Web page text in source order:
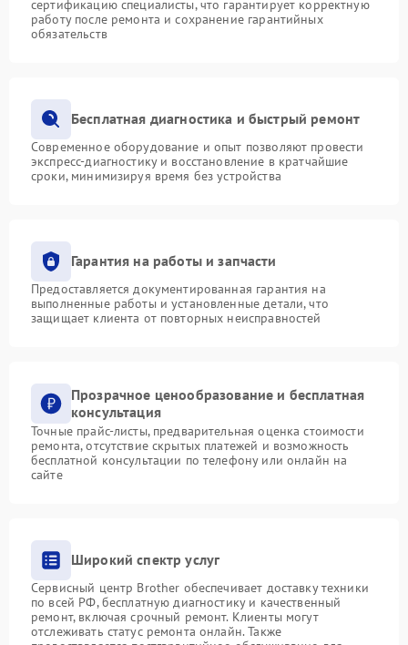
сертификацию специалисты, что гарантирует корректную
работу после ремонта и сохранение гарантийных
обязательств
Бесплатная диагностика и быстрый ремонт
Современное оборудование и опыт позволяют провести
экспресс-диагностику и восстановление в кратчайшие
сроки, минимизируя время без устройства
Гарантия на работы и запчасти
Предоставляется документированная гарантия на
выполненные работы и установленные детали, что
защищает клиента от повторных неисправностей
Прозрачное ценообразование и бесплатная
консультация
Точные прайс-листы, предварительная оценка стоимости
ремонта, отсутствие скрытых платежей и возможность
бесплатной консультации по телефону или онлайн на
сайте
Широкий спектр услуг
Сервисный центр Brother обеспечивает доставку техники
по всей РФ, бесплатную диагностику и качественный
ремонт, включая срочный ремонт. Клиенты могут
отслеживать статус ремонта онлайн. Также